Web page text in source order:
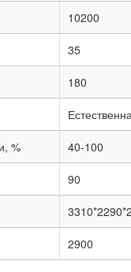
10200
35
180
% 40-100
90
2900